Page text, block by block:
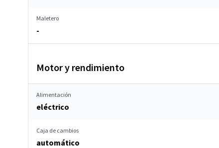
Maletero
-
Motor y rendimiento
Alimentación
eléctrico
Caja de cambios
automático